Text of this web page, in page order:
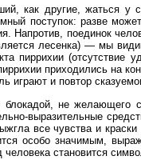
как другие, жаться у
поступок: разве
Напротив, поединок
лесенка) — мы
пиррихии
приходились на
играют и повтор
блокадой, не желающего
выразительные
все чувства и
особо значимым,
становится